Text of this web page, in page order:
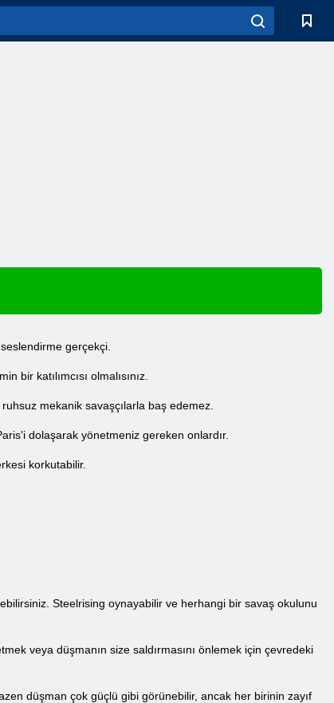
gerçekçi.
bir katılımcısı olmalısınız.
mekanik savaşçılarla baş edemez.
dolaşarak yönetmeniz gereken onlardır.
korkutabilir.
Steelrising oynayabilir ve herhangi bir savaş okulunu
veya düşmanın size saldırmasını önlemek için çevredeki
düşman çok güçlü gibi görünebilir, ancak her birinin zayıf